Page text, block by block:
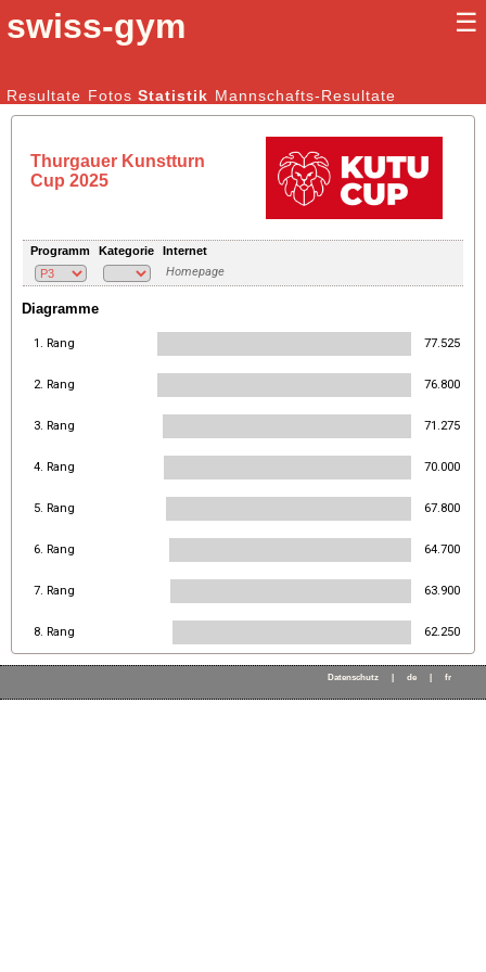
swiss-gym ☰
Kunstturnen Männer | Kunstturnen Frauen
Resultate Fotos Statistik Mannschafts-Resultate
Thurgauer Kunstturn
Cup 2025
Programm Kategorie Internet
Homepage
Diagramme
1. Rang 77.525
2. Rang 76.800
3. Rang 71.275
4. Rang 70.000
5. Rang 67.800
6. Rang 64.700
7. Rang 63.900
8. Rang 62.250
Datenschutz de fr